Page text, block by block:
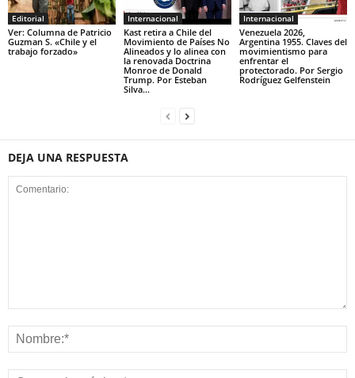
Editorial
Ver: Columna de Patricio
Guzman S. «Chile y el
trabajo forzado»
Internacional
Kast retira a Chile del
Movimiento de Países No
Alineados y lo alinea con
la renovada Doctrina
Monroe de Donald
Trump. Por Esteban
Silva...
Internacional
Venezuela 2026,
Argentina 1955. Claves del
movimientismo para
enfrentar el
protectorado. Por Sergio
Rodríguez Gelfenstein
DEJA UNA RESPUESTA